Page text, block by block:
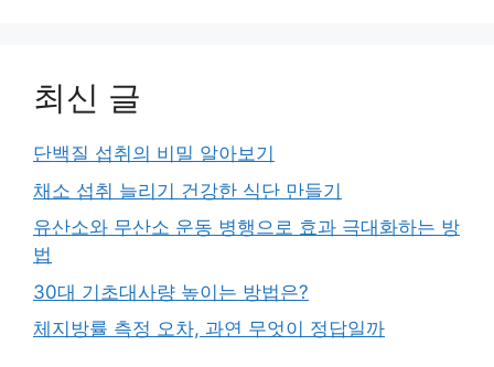
최신 글
단백질 섭취의 비밀 알아보기
채소 섭취 늘리기 건강한 식단 만들기
유산소와 무산소 운동 병행으로 효과 극대화하는 방
법
30대 기초대사량 높이는 방법은?
체지방률 측정 오차, 과연 무엇이 정답일까